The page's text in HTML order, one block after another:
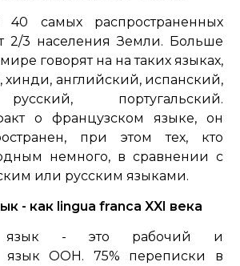
самых распространенных
2/3 населения Земли. Больше
говорят на на таких языках,
хинди, английский, испанский,
португальский.
о французском языке, он
при этом тех, кто
немного, в сравнении с
или русским языками.
- как lingua franca XXI века
язык - это рабочий и
язык ООН. 75% переписки в